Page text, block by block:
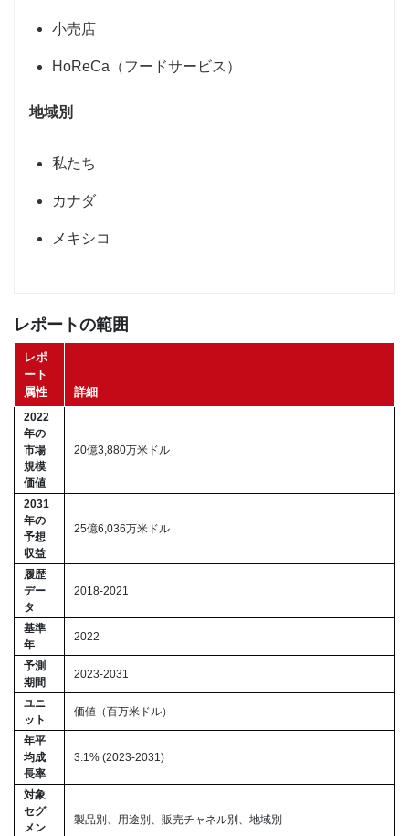
小売店
HoReCa（フードサービス）
地域別
私たち
カナダ
メキシコ
レポートの範囲
レポ
ート
属性
詳細
2022
年の
市場
規模
価値
20億3,880万米ドル
2031
年の
予想
収益
25億6,036万米ドル
履歴
デー
タ
2018-2021
基準
年
2022
予測
期間
2023-2031
ユニ
ット
価値（百万米ドル）
年平
均成
長率
3.1% (2023-2031)
対象
セグ
メン
製品別、用途別、販売チャネル別、地域別